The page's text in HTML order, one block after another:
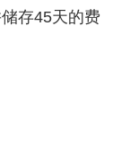
存45天的费